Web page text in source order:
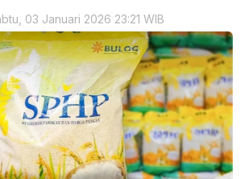
03 Januari 2026 23:21 WIB